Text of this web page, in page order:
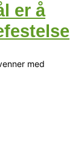
er å
med